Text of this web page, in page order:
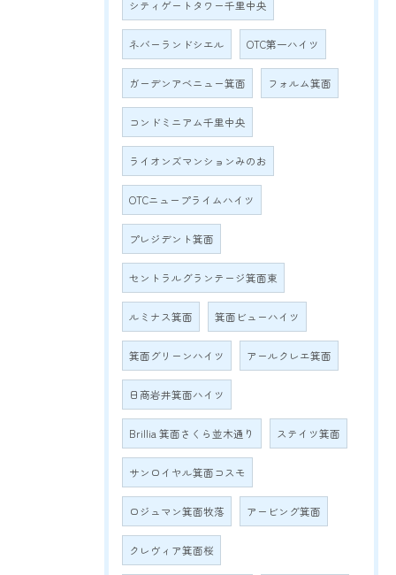
シティゲートタワー千里中央
ネバーランドシエル OTC第一ハイツ
ガーデンアベニュー箕面 フォルム箕面
コンドミニアム千里中央
ライオンズマンションみのお
OTCニュープライムハイツ
プレジデント箕面
セントラルグランテージ箕面東
ルミナス箕面 箕面ビューハイツ
箕面グリーンハイツ アールクレエ箕面
日商岩井箕面ハイツ
Brillia 箕面さくら並木通り ステイツ箕面
サンロイヤル箕面コスモ
ロジュマン箕面牧落 アービング箕面
クレヴィア箕面桜